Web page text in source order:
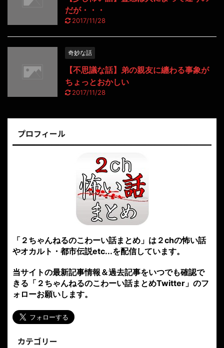
だが・・・
2017/11/28
奇妙な話
【不思議な話】弟の親友に纏わる事象が
ちょっとおかしい
2017/11/28
プロフィール
「２ちゃんねるのこわーい話まとめ」は２chの怖い話
やオカルト・都市伝説etc...を配信しています。
当サイトの最新記事情報＆過去記事をいつでも確認で
きる「２ちゃんねるのこわーい話まとめTwitter」のフ
ォローお願いします。
カテゴリー